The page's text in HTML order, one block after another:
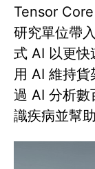
Tensor
研究單位帶
式 AI 以更快
用 AI 維持貨
過 AI 分析數
識疾病並幫